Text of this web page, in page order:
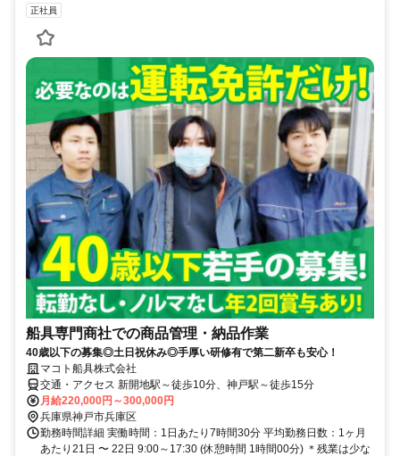
正社員
船具専門商社での商品管理・納品作業
40歳以下の募集◎土日祝休み◎手厚い研修有で第二新卒も安心！
マコト船具株式会社
交通・アクセス 新開地駅～徒歩10分、神戸駅～徒歩15分
月給220,000円～300,000円
兵庫県神戸市兵庫区
勤務時間詳細 実働時間：1日あたり7時間30分 平均勤務日数：1ヶ月
あたり21日 〜 22日 9:00～17:30 (休憩時間 1時間00分) ＊残業は少な